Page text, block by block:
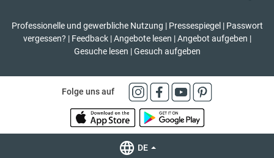
Professionelle und gewerbliche Nutzung | Pressespiegel | Passwort
vergessen? | Feedback | Angebote lesen | Angebot aufgeben |
Gesuche lesen | Gesuch aufgeben
Folge uns auf
DE